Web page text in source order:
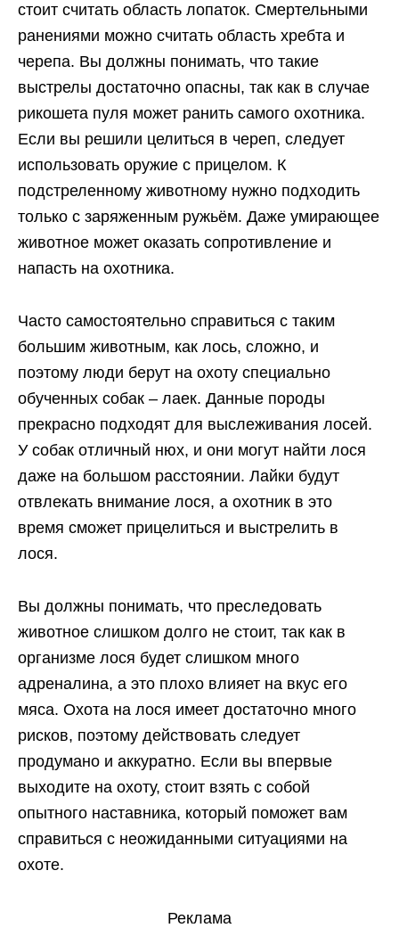
стоит считать область лопаток. Смертельными
ранениями можно считать область хребта и
черепа. Вы должны понимать, что такие
выстрелы достаточно опасны, так как в случае
рикошета пуля может ранить самого охотника.
Если вы решили целиться в череп, следует
использовать оружие с прицелом. К
подстреленному животному нужно подходить
только с заряженным ружьём. Даже умирающее
животное может оказать сопротивление и
напасть на охотника.
Часто самостоятельно справиться с таким
большим животным, как лось, сложно, и
поэтому люди берут на охоту специально
обученных собак – лаек. Данные породы
прекрасно подходят для выслеживания лосей.
У собак отличный нюх, и они могут найти лося
даже на большом расстоянии. Лайки будут
отвлекать внимание лося, а охотник в это
время сможет прицелиться и выстрелить в
лося.
Вы должны понимать, что преследовать
животное слишком долго не стоит, так как в
организме лося будет слишком много
адреналина, а это плохо влияет на вкус его
мяса. Охота на лося имеет достаточно много
рисков, поэтому действовать следует
продумано и аккуратно. Если вы впервые
выходите на охоту, стоит взять с собой
опытного наставника, который поможет вам
справиться с неожиданными ситуациями на
охоте.
Реклама